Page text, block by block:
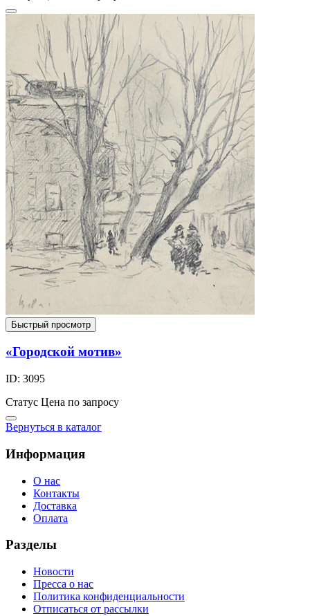
Быстрый просмотр
«Городской мотив»
ID: 3095
Статус Цена по запросу
Вернуться в каталог
Информация
О нас
Контакты
Доставка
Оплата
Разделы
Новости
Пресса о нас
Политика конфиденциальности
Отписаться от рассылки